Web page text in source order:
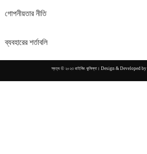
গোপনীয়তার নীতি
ব্যবহারের শর্তাবলি
স্বত্ব © ২০২৩ রাইজিং কুমিল্লা। Design & Developed by